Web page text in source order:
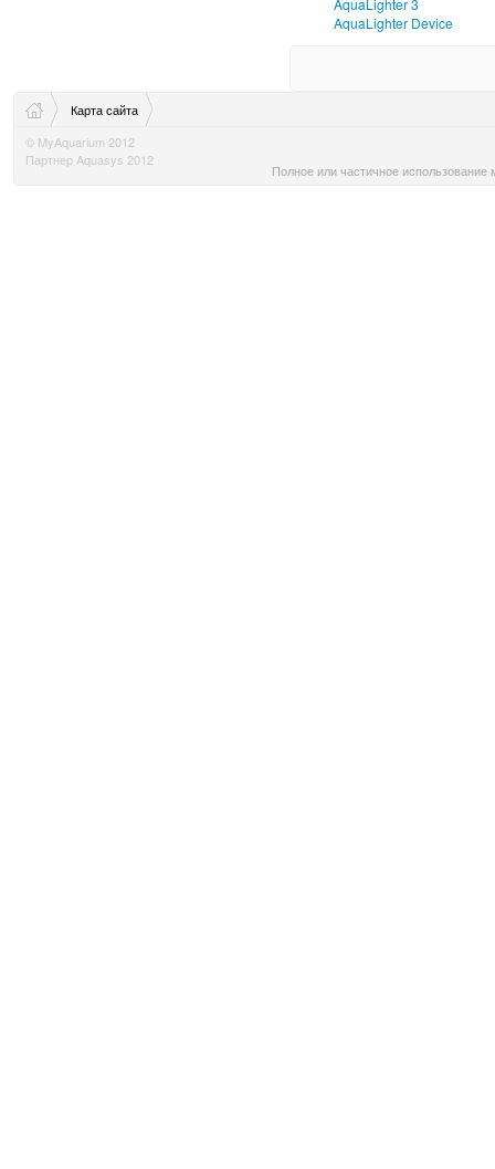
AquaLighter 3
AquaLighter Device
Карта сайта
© MyAquarium 2012
Партнер Aquasys 2012
Полное или частичное